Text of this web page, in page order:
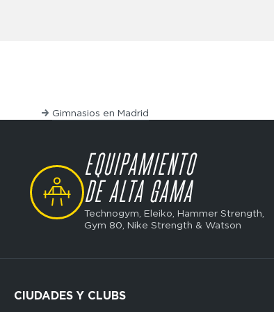
Gimnasios en Madrid
SVG
EQUIPAMIENTO
DE ALTA GAMA
Technogym, Eleiko, Hammer Strength,
Gym 80, Nike Strength & Watson
CIUDADES Y CLUBS